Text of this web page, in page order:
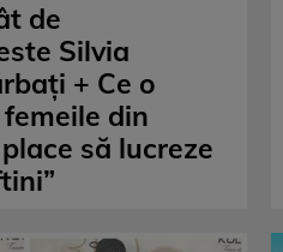
de
Silvia
+ Ce o
din
să lucreze